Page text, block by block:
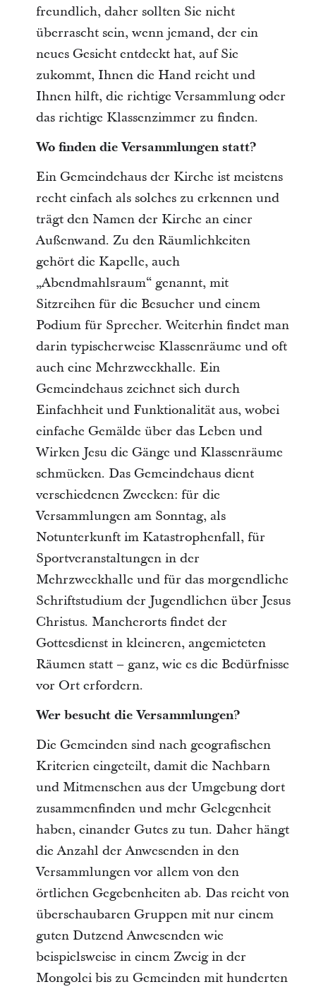
freundlich, daher sollten Sie nicht
überrascht sein, wenn jemand, der ein
neues Gesicht entdeckt hat, auf Sie
zukommt, Ihnen die Hand reicht und
Ihnen hilft, die richtige Versammlung oder
das richtige Klassenzimmer zu finden.
Wo finden die Versammlungen statt?
Ein Gemeindehaus der Kirche ist meistens
recht einfach als solches zu erkennen und
trägt den Namen der Kirche an einer
Außenwand. Zu den Räumlichkeiten
gehört die Kapelle, auch
„Abendmahlsraum“ genannt, mit
Sitzreihen für die Besucher und einem
Podium für Sprecher. Weiterhin findet man
darin typischerweise Klassenräume und oft
auch eine Mehrzweckhalle. Ein
Gemeindehaus zeichnet sich durch
Einfachheit und Funktionalität aus, wobei
einfache Gemälde über das Leben und
Wirken Jesu die Gänge und Klassenräume
schmücken. Das Gemeindehaus dient
verschiedenen Zwecken: für die
Versammlungen am Sonntag, als
Notunterkunft im Katastrophenfall, für
Sportveranstaltungen in der
Mehrzweckhalle und für das morgendliche
Schriftstudium der Jugendlichen über Jesus
Christus. Mancherorts findet der
Gottesdienst in kleineren, angemieteten
Räumen statt – ganz, wie es die Bedürfnisse
vor Ort erfordern.
Wer besucht die Versammlungen?
Die Gemeinden sind nach geografischen
Kriterien eingeteilt, damit die Nachbarn
und Mitmenschen aus der Umgebung dort
zusammenfinden und mehr Gelegenheit
haben, einander Gutes zu tun. Daher hängt
die Anzahl der Anwesenden in den
Versammlungen vor allem von den
örtlichen Gegebenheiten ab. Das reicht von
überschaubaren Gruppen mit nur einem
guten Dutzend Anwesenden wie
beispielsweise in einem Zweig in der
Mongolei bis zu Gemeinden mit hunderten